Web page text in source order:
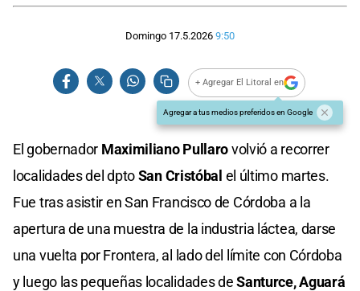
Domingo 17.5.2026 9:50
+ Agregar El Litoral en
Agregar a tus medios preferidos en Google
El gobernador Maximiliano Pullarovolvió a recorrer
localidades del dptoSan Cristóbal el último martes.
Fue tras asistir en San Francisco de Córdoba a la
apertura de una muestra de la industria láctea, darse
una vuelta por Frontera, al lado del límite con Córdoba
y luego las pequeñas localidades deSanturce, Aguará